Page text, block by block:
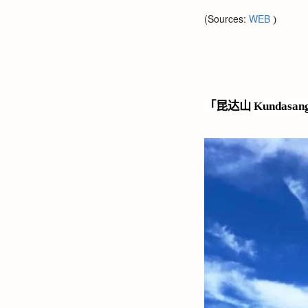
(Sources: WEB )
「昆达山